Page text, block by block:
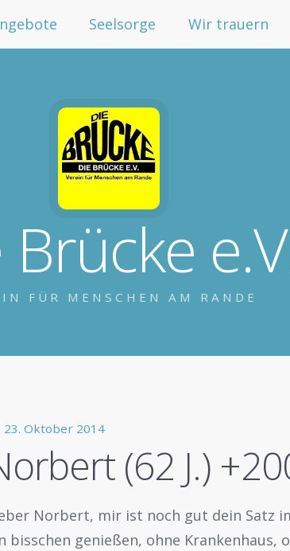
Brücke
FÜR MENSCHEN AM RANDE
Seelsorge Wir trauern
23. Oktober 2014
(62 J.)
Norbert, mir ist noch gut dein Satz
bisschen genießen, ohne Krankenhaus,